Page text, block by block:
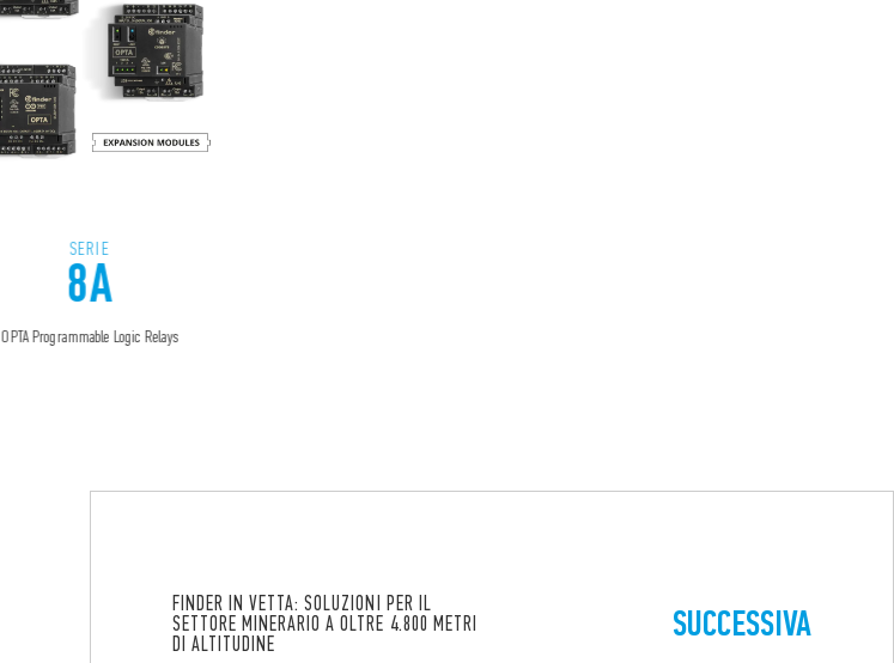
SERIE
8A
OPTA Programmable Logic Relays
SUCCESSIVA
FINDER IN VETTA: SOLUZIONI PER IL
SETTORE MINERARIO A OLTRE 4.800 METRI
DI ALTITUDINE